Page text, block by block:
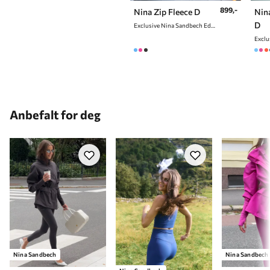
Nina Zip Fleece D
Exclusive Nina Sandbech Edition
899,-
D
Anbefalt for deg
Nina Sandbech Nina Sandbech